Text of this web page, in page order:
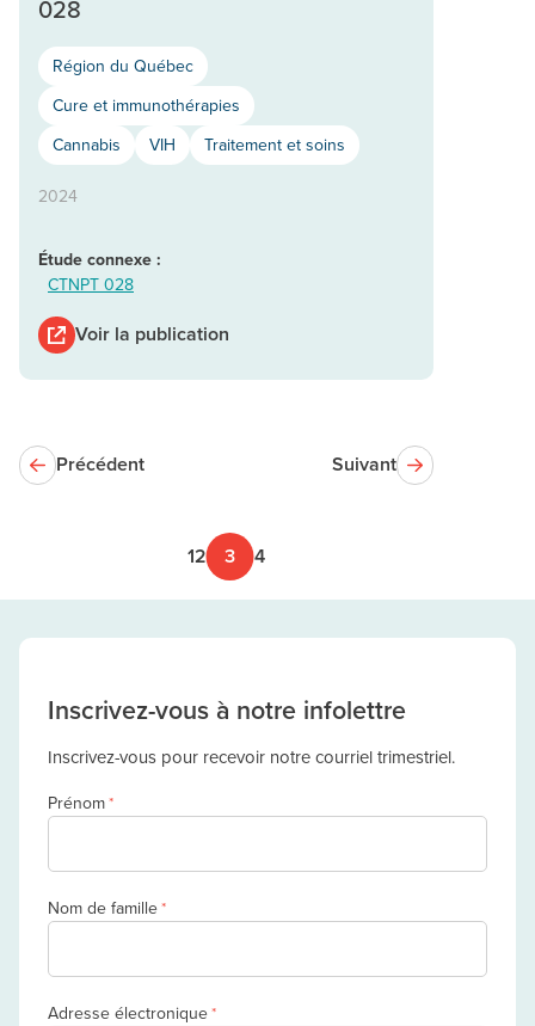
028
Région du Québec
Cure et immunothérapies
Cannabis
VIH Traitement et soins
2024
Étude connexe :
CTNPT 028
Voir la publication
Précédent
12 3 4
Suivant
Inscrivez-vous à notre infolettre
Inscrivez-vous pour recevoir notre courriel trimestriel.
Prénom*
Nom de famille*
Adresse électronique*